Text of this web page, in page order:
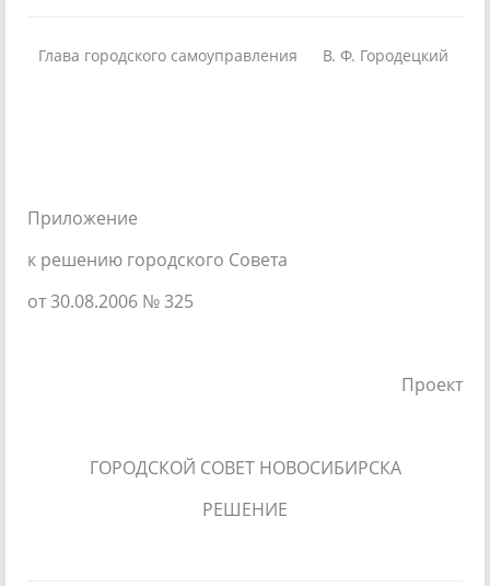
Глава городского самоуправления В. Ф. Городецкий
Приложение
к решению городского Совета
от 30.08.2006 № 325
Проект
ГОРОДСКОЙ СОВЕТ НОВОСИБИРСКА
РЕШЕНИЕ